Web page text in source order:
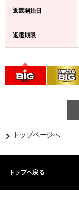
返還開始日
返還期限
トップページへ